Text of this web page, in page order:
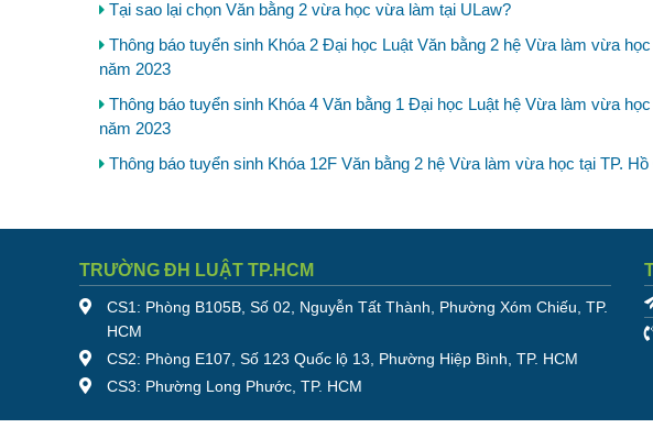
Tại sao lại chọn Văn bằng 2 vừa học vừa làm tại ULaw?
Thông báo tuyển sinh Khóa 2 Đại học Luật Văn bằng 2 hệ Vừa làm vừa
năm 2023
Thông báo tuyển sinh Khóa 4 Văn bằng 1 Đại học Luật hệ Vừa làm vừa
năm 2023
Thông báo tuyển sinh Khóa 12F Văn bằng 2 hệ Vừa làm vừa học tại TP.
TRƯỜNG ĐH LUẬT TP.HCM
CS1: Phòng B105B, Số 02, Nguyễn Tất Thành, Phường Xóm Chiếu, TP.
HCM
CS2: Phòng E107, Số 123 Quốc lộ 13, Phường Hiệp Bình, TP. HCM
CS3: Phường Long Phước, TP. HCM